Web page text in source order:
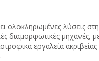
λύσεις
μηχανές,
εργαλεία